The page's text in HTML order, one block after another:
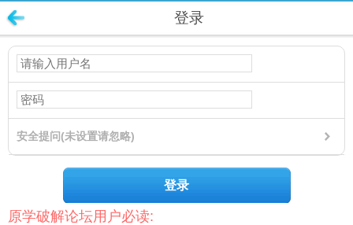
登录
安全提问(未设置请忽略)
登录
原学破解论坛用户必读: